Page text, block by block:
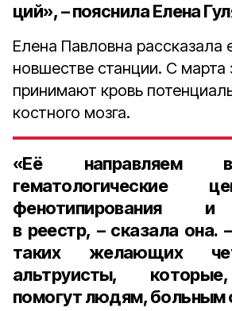
ций», – пояснила Елена
Елена Павловна
новшестве станции. С марта
принимают кровь
костного мозга.
«Её направляем
гематологические
фенотипирования и
в реестр, – сказала она.
таких желаю­щих
альтруисты,
помогут людям, больным